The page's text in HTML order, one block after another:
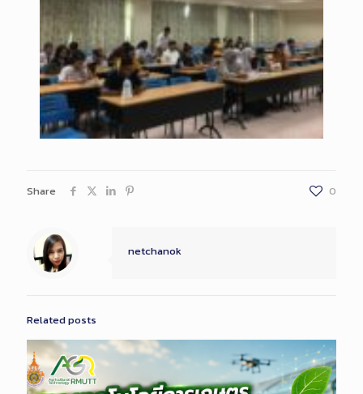
Share 0
netchanok
Related posts